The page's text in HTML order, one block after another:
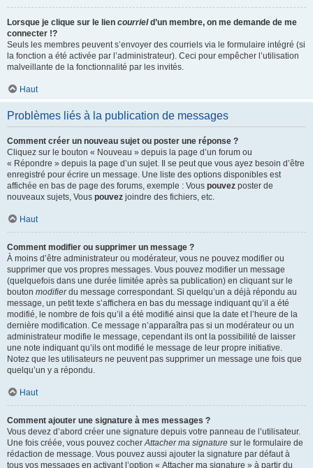
Lorsque je clique sur le lien courrield’un membre, on me demande de me
connecter !?
Seuls les membres peuvent s’envoyer des courriels via le formulaire intégré (si
la fonction a été activée par l’administrateur). Ceci pour empêcher l’utilisation
malveillante de la fonctionnalité par les invités.
Haut
Problèmes liés à la publication de messages
Comment créer un nouveau sujet ou poster une réponse ?
Cliquez sur le bouton « Nouveau » depuis la page d’un forum ou
« Répondre » depuis la page d’un sujet. Il se peut que vous ayez besoin d’être
enregistré pour écrire un message. Une liste des options disponibles est
affichée en bas de page des forums, exemple : Vous pouvez poster de
nouveaux sujets, Vous pouvez joindre des fichiers, etc.
Haut
Comment modifier ou supprimer un message ?
À moins d’être administrateur ou modérateur, vous ne pouvez modifier ou
supprimer que vos propres messages. Vous pouvez modifier un message
(quelquefois dans une durée limitée après sa publication) en cliquant sur le
bouton modifierdu message correspondant. Si quelqu’un a déjà répondu au
message, un petit texte s’affichera en bas du message indiquant qu’il a été
modifié, le nombre de fois qu’il a été modifié ainsi que la date et l’heure de la
dernière modification. Ce message n’apparaîtra pas si un modérateur ou un
administrateur modifie le message, cependant ils ont la possibilité de laisser
une note indiquant qu’ils ont modifié le message de leur propre initiative.
Notez que les utilisateurs ne peuvent pas supprimer un message une fois que
quelqu’un y a répondu.
Haut
Comment ajouter une signature à mes messages ?
Vous devez d’abord créer une signature depuis votre panneau de l’utilisateur.
Une fois créée, vous pouvez cocherAttacher ma signature sur le formulaire de
rédaction de message. Vous pouvez aussi ajouter la signature par défaut à
tous vos messages en activant l’option « Attacher ma signature » à partir du